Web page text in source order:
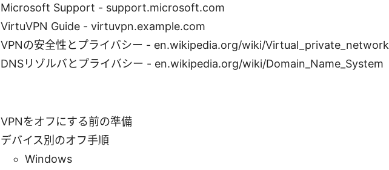
Microsoft Support - support.microsoft.com
VirtuVPN Guide - virtuvpn.example.com
VPNの安全性とプライバシー - en.wikipedia.org/wiki/Virtual_private_network
DNSリゾルバとプライバシー - en.wikipedia.org/wiki/Domain_Name_System
VPNをオフにする前の準備
デバイス別のオフ手順
Windows